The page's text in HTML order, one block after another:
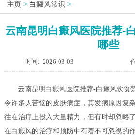
主页 > 白癜风常识 >
云南昆明白癜风医院推荐-
哪些
时间: 2026-03-03
云南昆明 白癜风 医院推荐-白癜风饮食
令许多人苦恼的皮肤病症，其发病原因复
往在治疗上投入大量精力，但有时却忽略
在白癜风的治疗和预防中有着不可忽视的